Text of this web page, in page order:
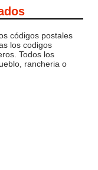
códigos postales
los codigos
Todos los
rancheria o